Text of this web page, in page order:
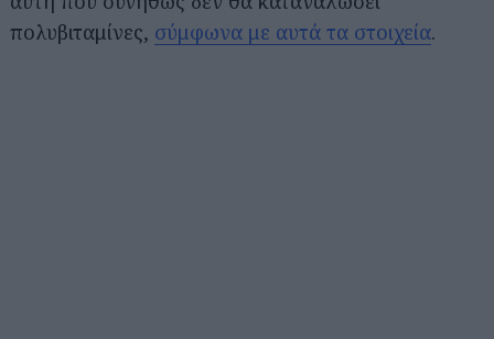
πολυβιταμίνες, σύμφωνα με αυτά τα στοιχεία.